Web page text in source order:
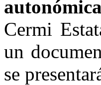
Cermi
un
se